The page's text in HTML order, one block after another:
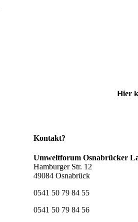
Hier
Kontakt?
Umweltforum Osnabrücker
Hamburger Str. 12
49084 Osnabrück
0541 50 79 84 55
0541 50 79 84 56